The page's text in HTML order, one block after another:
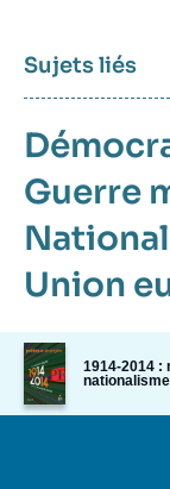
Sujets liés
Guerre
Union
Image
de
couverture
de
1914-2014 :
nationalisme